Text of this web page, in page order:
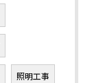
照明工事